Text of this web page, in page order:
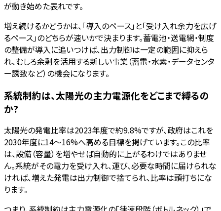
が動き始めた表れです。
増え続けるかどうかは、「導入のペース」と「受け入れ余力を広げ
るペース」のどちらが速いかで決まります。蓄電池・送電網・制度
の整備が導入に追いつけば、出力制御は一定の範囲に抑えら
れ、むしろ余剰を活用する新しい事業（蓄電・水素・データセンタ
ー誘致など）の機会になります。
系統制約は、太陽光の主力電源化をどこまで縛るの
か?
太陽光の発電比率は2023年度で約9.8%ですが、政府はこれを
2030年度に14〜16%へ高める目標を掲げています。この比率
は、設備（容量）を増やせば自動的に上がるわけではありませ
ん。系統がその電力を受け入れ、運び、必要な時間に届けられな
ければ、増えた発電は出力制御で捨てられ、比率は頭打ちにな
ります。